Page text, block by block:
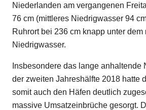
Niederlanden am vergangenen
76 cm (mittleres Niedrigwasser 94
Ruhrort bei 236 cm knapp unter dem
Niedrigwasser.
Insbesondere das lange anhaltende
der zweiten Jahreshälfte 2018 hatte
somit auch den Häfen deutlich
massive Umsatzeinbrüche gesorgt.